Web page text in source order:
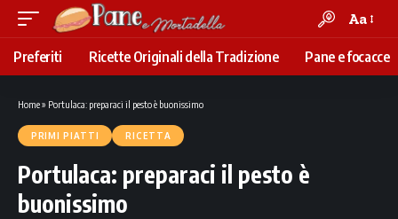
Font
Resizer
Aa
Preferiti Ricette Originali della Tradizione Pane e focacce
Home» Portulaca: preparaci il pesto è buonissimo
PRIMI PIATTI RICETTA
Portulaca: preparaci il pesto è
buonissimo